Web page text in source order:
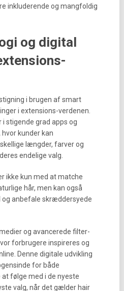
inkluderende og mangfoldig
og digital
i brugen af smart
i extensions-verdenen.
stigende grad apps og
kunder kan
længder, farver og
endelige valg.
ikke kun med at matche
hår, men kan også
anbefale skræddersyede
og avancerede filter-
forbrugere inspireres og
Denne digitale udvikling
for både
følge med i de nyeste
valg, når det gælder hair